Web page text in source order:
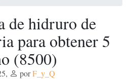
de hidruro de
para obtener 5
(8500)
, porF_y_Q